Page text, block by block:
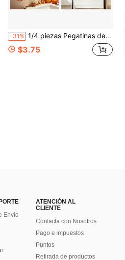
-31% 1/4 piezas Pegatinas de pared de cesta colgante con criaturas del bosque de otoño, conejo, ardilla, hámster, arce con patrones de hojas, autoadhesivas y removibles, para pared, refrigerador, gabinete, baño, decoración del hogar de otoño, Acción de Gracias y cosecha.
$3.75
Envío
ATENCIÓN AL
CLIENTE
Contacta con Nosotros
Pago e impuestos
Puntos
Retirada de productos